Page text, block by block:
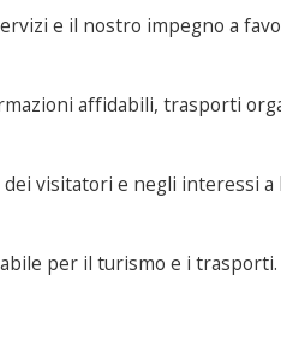
e il nostro impegno a
affidabili, trasporti
visitatori e negli interessi
per il turismo e i trasporti.